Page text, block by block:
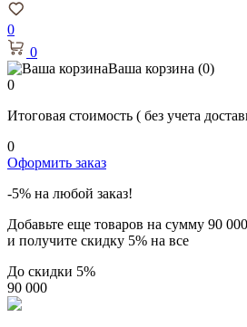
0
0
Ваша корзина (0)
0
Итоговая стоимость ( без учета
0
Оформить заказ
-5% на любой заказ!
Добавьте еще товаров на сумму 90 000
и получите скидку 5% на все
До скидки 5%
90 000